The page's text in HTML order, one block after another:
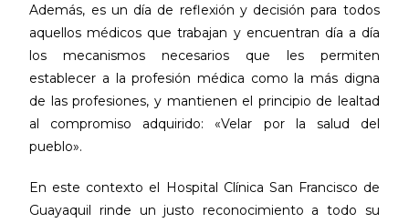
Además, es un día de reflexión y decisión para todos
aquellos médicos que trabajan y encuentran día a día
los mecanismos necesarios que les permiten
establecer a la profesión médica como la más digna
de las profesiones, y mantienen el principio de lealtad
al compromiso adquirido: «Velar por la salud del
pueblo».
En este contexto el Hospital Clínica San Francisco de
Guayaquil rinde un justo reconocimiento a todo su